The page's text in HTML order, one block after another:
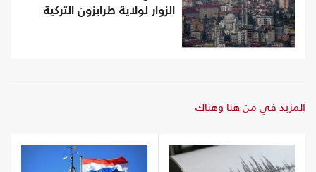
الزوار لولاية طرابزون التركية
المزيد في من هنا وهناك